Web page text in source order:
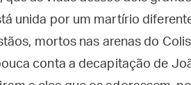
unida por um martírio
mortos nas arenas do
conta a decapitação de